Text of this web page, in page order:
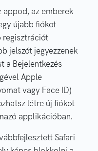
appod, az emberek
újabb fiókot
regisztrációt
jelszót jegyezzenek
a Bejelentkezés
Apple
vagy Face ID)
létre új fiókot
applikációban.
Safari